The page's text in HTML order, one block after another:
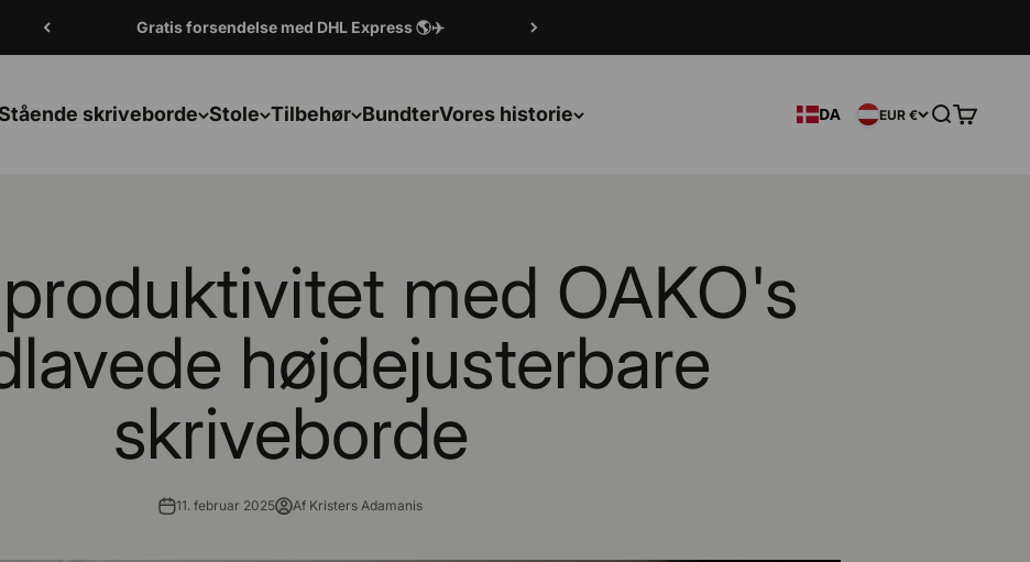
Gratis forsendelse med DHL Express 🌎✈️
skriveborde Stole Tilbehør BundterVores historie DA EUR € Søg efter
Vogn
med OAKO's
højdejusterbare
skriveborde
11. februar 2025 Af Kristers Adamanis